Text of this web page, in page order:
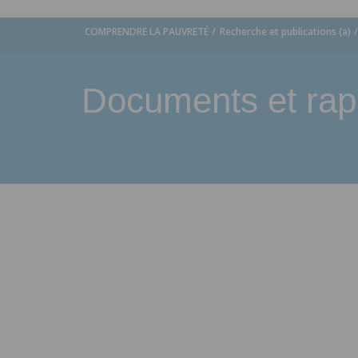
COMPRENDRE LA PAUVRETÉ Recherche et publications (a)
Documents et